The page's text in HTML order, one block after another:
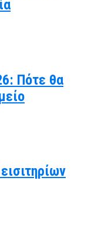
Πότε θα